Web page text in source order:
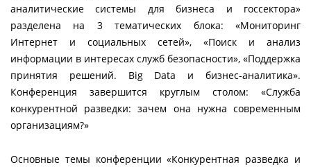
аналитические системы для бизнеса и госсектора»
разделена на 3 тематических блока: «Мониторинг
Интернет и социальных сетей», «Поиск и анализ
информации в интересах служб безопасности», «Поддержка
принятия решений. Big Data и бизнес-аналитика».
Конференция завершится круглым столом: «Служба
конкурентной разведки: зачем она нужна современным
организациям?»
Основные темы конференции «Конкурентная разведка и